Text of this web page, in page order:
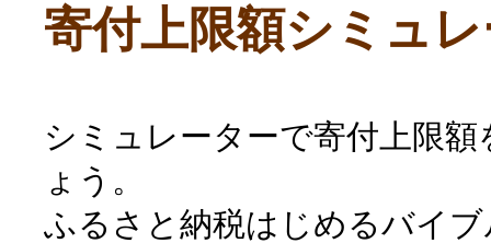
寄付上限額シミュ
シミュレーターで寄付上限
ょう。
ふるさと納税はじめるバイ